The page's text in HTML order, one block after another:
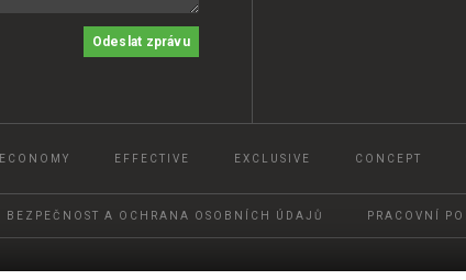
Odeslat zprávu
ECONOMY EFFECTIVE EXCLUSIVE CONCEPT
BEZPEČNOST A OCHRANA OSOBNÍCH ÚDAJŮ PRACOVNÍ